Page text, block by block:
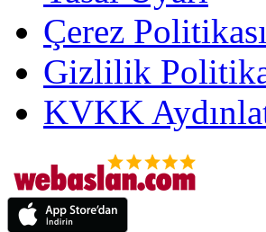
Çerez Politikası
Gizlilik
KVKK